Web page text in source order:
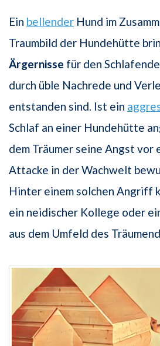
Ein bellender Hund im
Traumbild der Hundehütte
Ärgernisse für den
durch üble Nachrede und
entstanden sind. Ist ein
Schlaf an einer Hundehütte
dem Träumer seine Angst vor
Attacke in der Wachwelt
Hinter einem solchen Angriff
ein neidischer Kollege oder
aus dem Umfeld des